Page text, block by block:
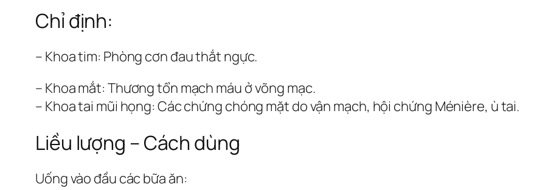
Chỉ định:
– Khoa tim: Phòng cơn đau thắt ngực.
– Khoa mắt: Thương tổn mạch máu ở võng mạc.
– Khoa tai mũi họng: Các chứng chóng mặt do vận mạch, hội chứng Ménière, ù tai.
Liều lượng – Cách dùng
Uống vào đầu các bữa ăn: